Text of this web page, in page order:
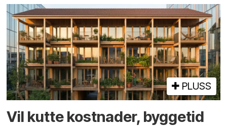
PLUSS
Vil kutte kostnader, byggetid